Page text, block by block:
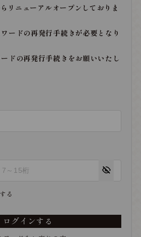
ニューアルオープンしておりま
ードの再発行手続きが必要となり
ドの再発行手続きをお願いいたし
る
ログインする